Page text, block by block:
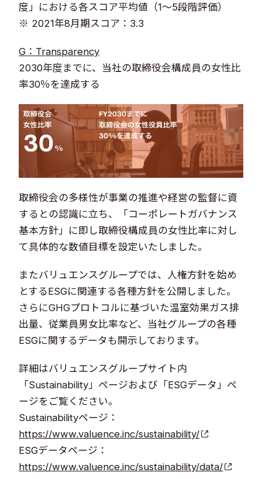
度」における各スコア平均値（1～5段階評価）
※ 2021年8月期スコア：3.3
G：Transparency
2030年度までに、当社の取締役会構成員の女性比
率30％を達成する
取締役会の多様性が事業の推進や経営の監督に資
するとの認識に立ち、「コーポレートガバナンス
基本方針」に即し取締役構成員の女性比率に対し
て具体的な数値目標を設定いたしました。
またバリュエンスグループでは、人権方針を始め
とするESGに関連する各種方針を公開しました。
さらにGHGプロトコルに基づいた温室効果ガス排
出量、従業員男女比率など、当社グループの各種
ESGに関するデータも開示しております。
詳細はバリュエンスグループサイト内
「Sustainability」ページおよび「ESGデータ」ペ
ージをご覧ください。
Sustainabilityページ：
https://www.valuence.inc/sustainability/
ESGデータページ：
https://www.valuence.inc/sustainability/data/